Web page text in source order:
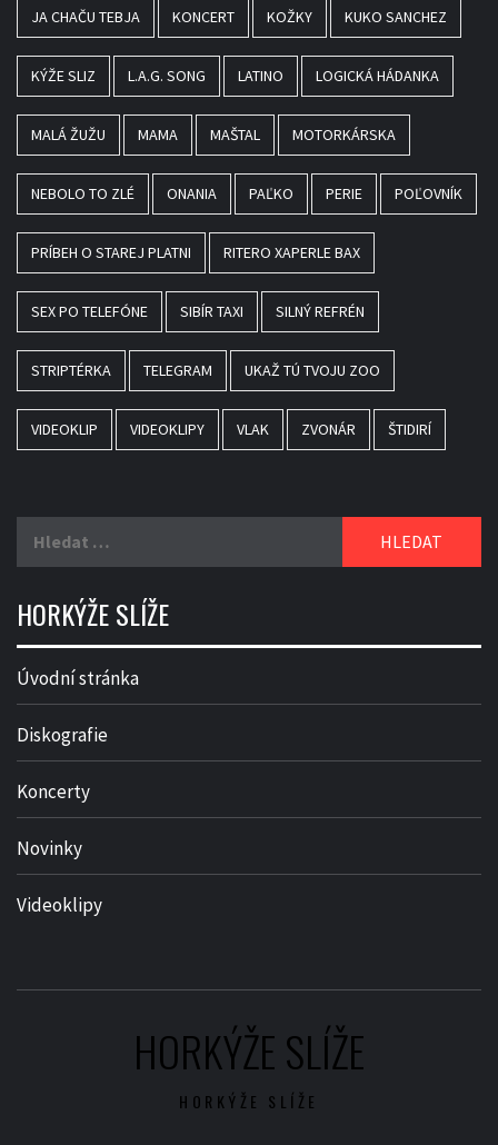
JA CHAČU TEBJA KONCERT KOŽKY KUKO SANCHEZ
KÝŽE SLIZ L.A.G. SONG LATINO LOGICKÁ HÁDANKA
MALÁ ŽUŽU MAMA MAŠTAL MOTORKÁRSKA
NEBOLO TO ZLÉ ONANIA PAĽKO PERIE POĽOVNÍK
PRÍBEH O STAREJ PLATNI RITERO XAPERLE BAX
SEX PO TELEFÓNE SIBÍR TAXI SILNÝ REFRÉN
STRIPTÉRKA TELEGRAM UKAŽ TÚ TVOJU ZOO
VIDEOKLIP VIDEOKLIPY VLAK ZVONÁR ŠTIDIRÍ
HORKÝŽE SLÍŽE
Úvodní stránka
Diskografie
Koncerty
Novinky
Videoklipy
HORKÝŽE SLÍŽE
HORKÝŽE SLÍŽE